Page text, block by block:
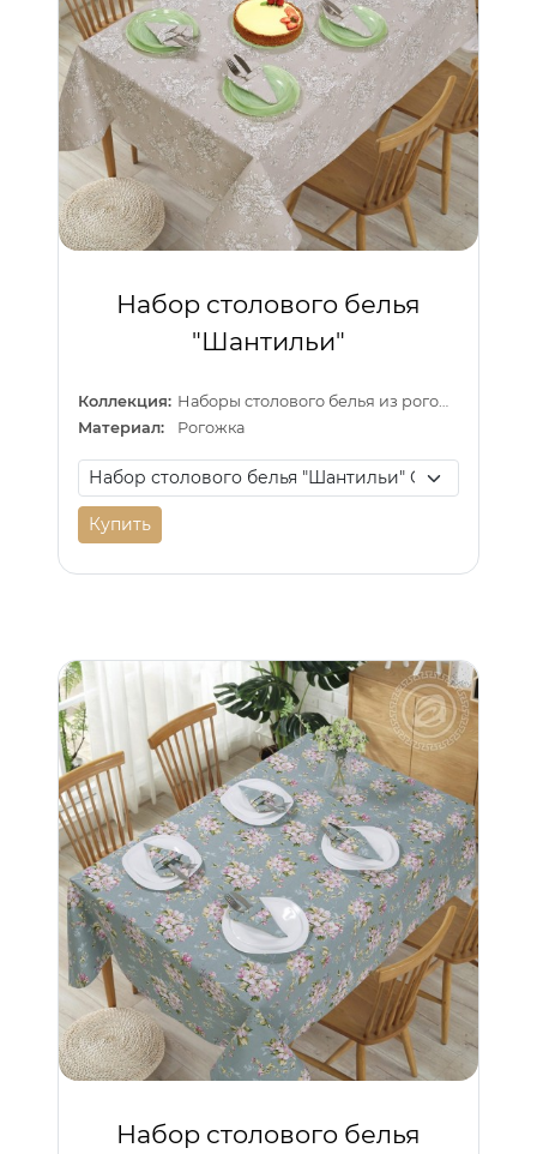
Набор столового белья
"Шантильи"
Коллекция:
Наборы столового белья из рогожки
Материал:
Рогожка
Купить
Набор столового белья